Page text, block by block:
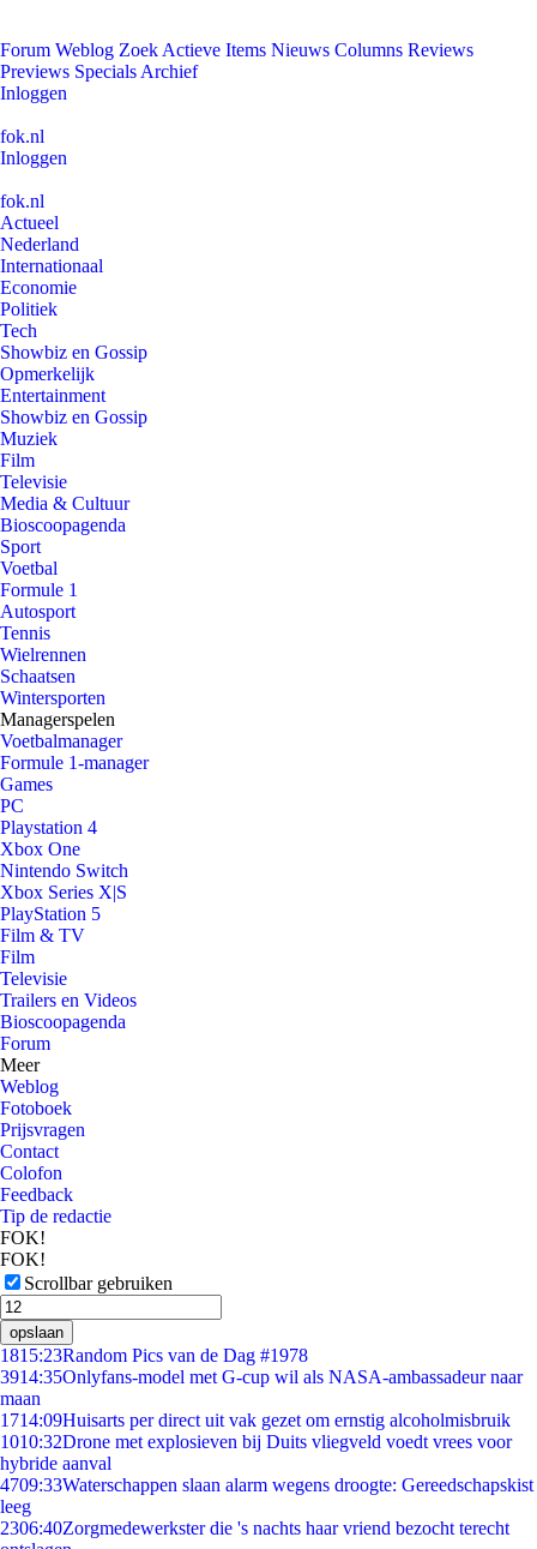
Forum Weblog Zoek Actieve Items Nieuws Columns Reviews
Previews Specials Archief
Inloggen
fok.nl
Inloggen
fok.nl
Actueel
Nederland
Internationaal
Economie
Politiek
Tech
Showbiz en Gossip
Opmerkelijk
Entertainment
Showbiz en Gossip
Muziek
Film
Televisie
Media & Cultuur
Bioscoopagenda
Sport
Voetbal
Formule 1
Autosport
Tennis
Wielrennen
Schaatsen
Wintersporten
Managerspelen
Voetbalmanager
Formule 1-manager
Games
PC
Playstation 4
Xbox One
Nintendo Switch
Xbox Series X|S
PlayStation 5
Film & TV
Film
Televisie
Trailers en Videos
Bioscoopagenda
Forum
Meer
Weblog
Fotoboek
Prijsvragen
Contact
Colofon
Feedback
Tip de redactie
FOK!
FOK!
Scrollbar gebruiken
opslaan
1815:23Random Pics van de Dag #1978
3914:35Onlyfans-model met G-cup wil als NASA-ambassadeur naar
maan
1714:09Huisarts per direct uit vak gezet om ernstig alcoholmisbruik
1010:32Drone met explosieven bij Duits vliegveld voedt vrees voor
hybride aanval
4709:33Waterschappen slaan alarm wegens droogte: Gereedschapskist
leeg
2306:40Zorgmedewerkster die 's nachts haar vriend bezocht terecht